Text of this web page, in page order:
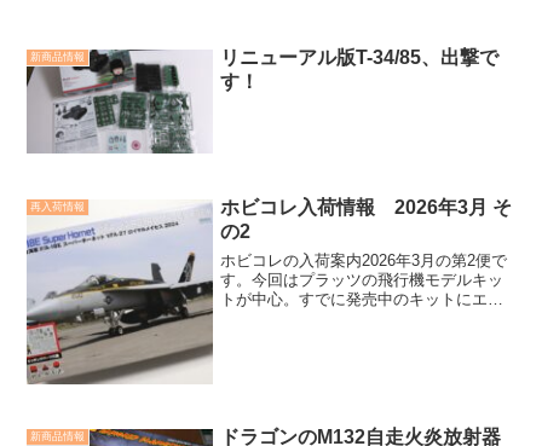
新商品情報
リニューアル版T-34/85、出撃で
す！
再入荷情報
ホビコレ入荷情報 2026年3月 そ
の2
ホビコレの入荷案内2026年3月の第2便で
す。今回はプラッツの飛行機モデルキッ
トが中心。すでに発売中のキットにエッ
新商品情報
ドラゴンのM132自走火炎放射器